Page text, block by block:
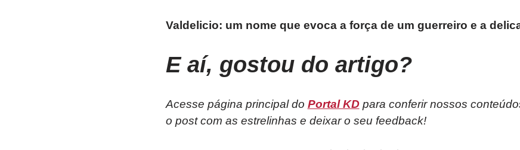
Valdelicio: um nome que evoca a força de um guerreiro e a
E aí, gostou do artigo?
Acesse página principal do Portal KD para conferir nossos
o post com as estrelinhas e deixar o seu feedback!